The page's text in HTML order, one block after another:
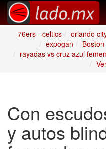
76ers - celtics
orlando
expogan
rayadas vs cruz azul
Con
y autos